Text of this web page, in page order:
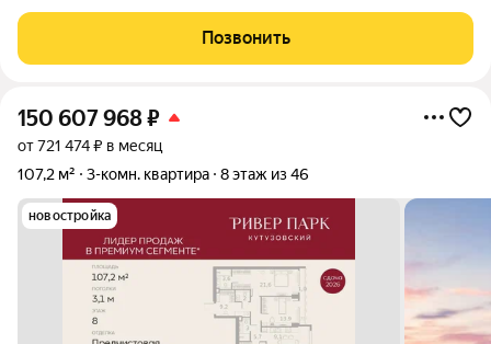
Кутузовский строится в одном из самых престижных районов
столицы Дорогомилово, на
Позвонить
150 607 968₽
от 721 474 ₽ в месяц
107,2 м²
3-комн. квартира 8 этаж из 46
новостройка